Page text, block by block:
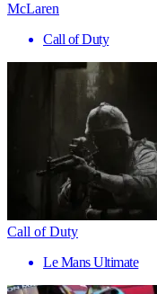
McLaren
Call of Duty
Call of Duty
Le Mans Ultimate